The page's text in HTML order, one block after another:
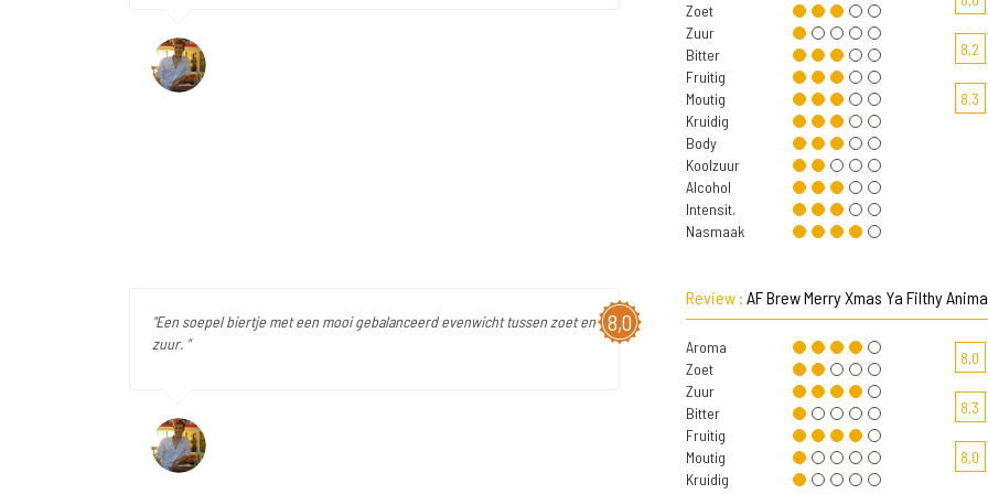
Zoet
Zuur
Bitter
Fruitig
Moutig
Kruidig
Body
Koolzuur
Alcohol
Intensit.
Nasmaak
8,2
8,3
8,0
"Een soepel biertje met een mooi gebalanceerd evenwicht tussen zoet en
zuur. "
Review : AF Brew Merry Xmas Ya Filthy
Aroma
Zoet
Zuur
Bitter
Fruitig
Moutig
Kruidig
8,0
8,3
8,0